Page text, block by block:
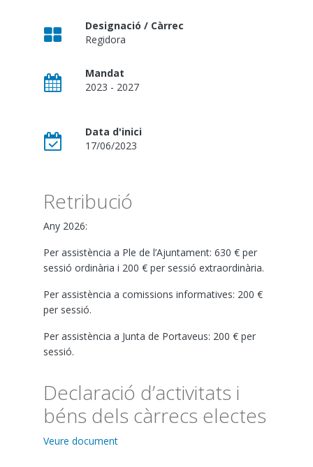
Designació / Càrrec
Regidora
Mandat
2023 - 2027
Data d'inici
17/06/2023
Retribució
Any 2026:
Per assistència a Ple de l’Ajuntament: 630 € per
sessió ordinària i 200 € per sessió extraordinària.
Per assistència a comissions informatives: 200 €
per sessió.
Per assistència a Junta de Portaveus: 200 € per
sessió.
Declaració d’activitats i
béns dels càrrecs electes
Veure document